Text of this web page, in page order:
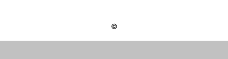
©